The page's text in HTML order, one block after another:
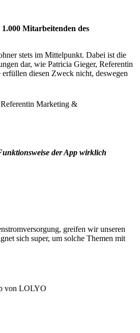
1.000 Mitarbeitenden des
stets im Mittelpunkt. Dabei ist die
dar, wie Patricia Gieger, Referentin
diesen Zweck nicht, deswegen
der App wirklich
greifen wir unseren
sich super, um solche Themen mit